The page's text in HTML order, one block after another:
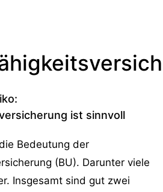
ist sinnvoll
Bedeutung der
(BU). Darunter viele
Insgesamt sind gut zwei